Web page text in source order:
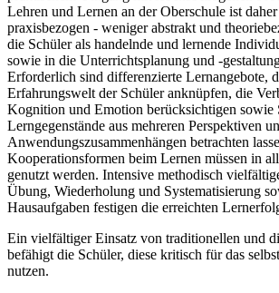
Lehren und Lernen an der Oberschule ist
praxisbezogen - weniger abstrakt und
die Schüler als handelnde und lernende
sowie in die Unterrichtsplanung und -
Erforderlich sind differenzierte Lernangebote,
Erfahrungswelt der Schüler anknüpfen, die
Kognition und Emotion berücksichtigen sowie
Lerngegenstände aus mehreren Perspektiven
Anwendungszusammenhängen betrachten
Kooperationsformen beim Lernen müssen in
genutzt werden. Intensive methodisch
Übung, Wiederholung und Systematisierung
Hausaufgaben festigen die erreichten
Ein vielfältiger Einsatz von traditionellen und
befähigt die Schüler, diese kritisch für das
nutzen.